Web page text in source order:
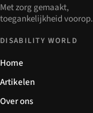
Met zorg gemaakt,
toegankelijkheid voorop.
DISABILITY WORLD
Home
Artikelen
Over ons